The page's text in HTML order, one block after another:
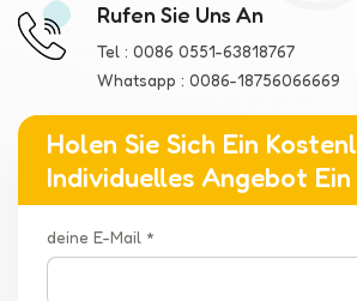
Rufen Sie Uns An
Tel : 0086 0551-63818767
Whatsapp : 0086-18756066669
Holen Sie Sich Ein
Individuelles Angebot Ein
deine E-Mail *